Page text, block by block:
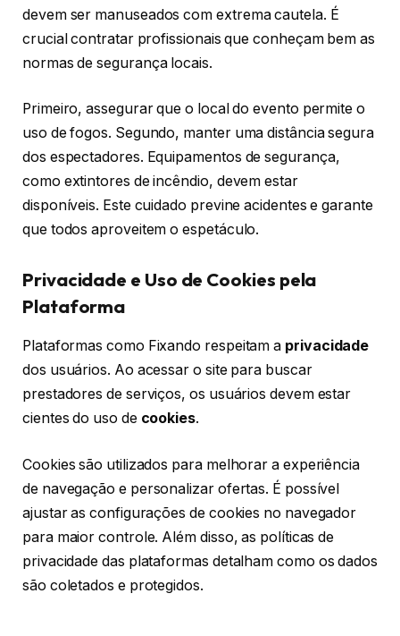
devem ser manuseados com extrema cautela. É
crucial contratar profissionais que conheçam bem as
normas de segurança locais.
Primeiro, assegurar que o local do evento permite o
uso de fogos. Segundo, manter uma distância segura
dos espectadores. Equipamentos de segurança,
como extintores de incêndio, devem estar
disponíveis. Este cuidado previne acidentes e garante
que todos aproveitem o espetáculo.
Privacidade e Uso de Cookies pela
Plataforma
Plataformas como Fixando respeitam a privacidade
dos usuários. Ao acessar o site para buscar
prestadores de serviços, os usuários devem estar
cientes do uso de cookies.
Cookies são utilizados para melhorar a experiência
de navegação e personalizar ofertas. É possível
ajustar as configurações de cookies no navegador
para maior controle. Além disso, as políticas de
privacidade das plataformas detalham como os dados
são coletados e protegidos.